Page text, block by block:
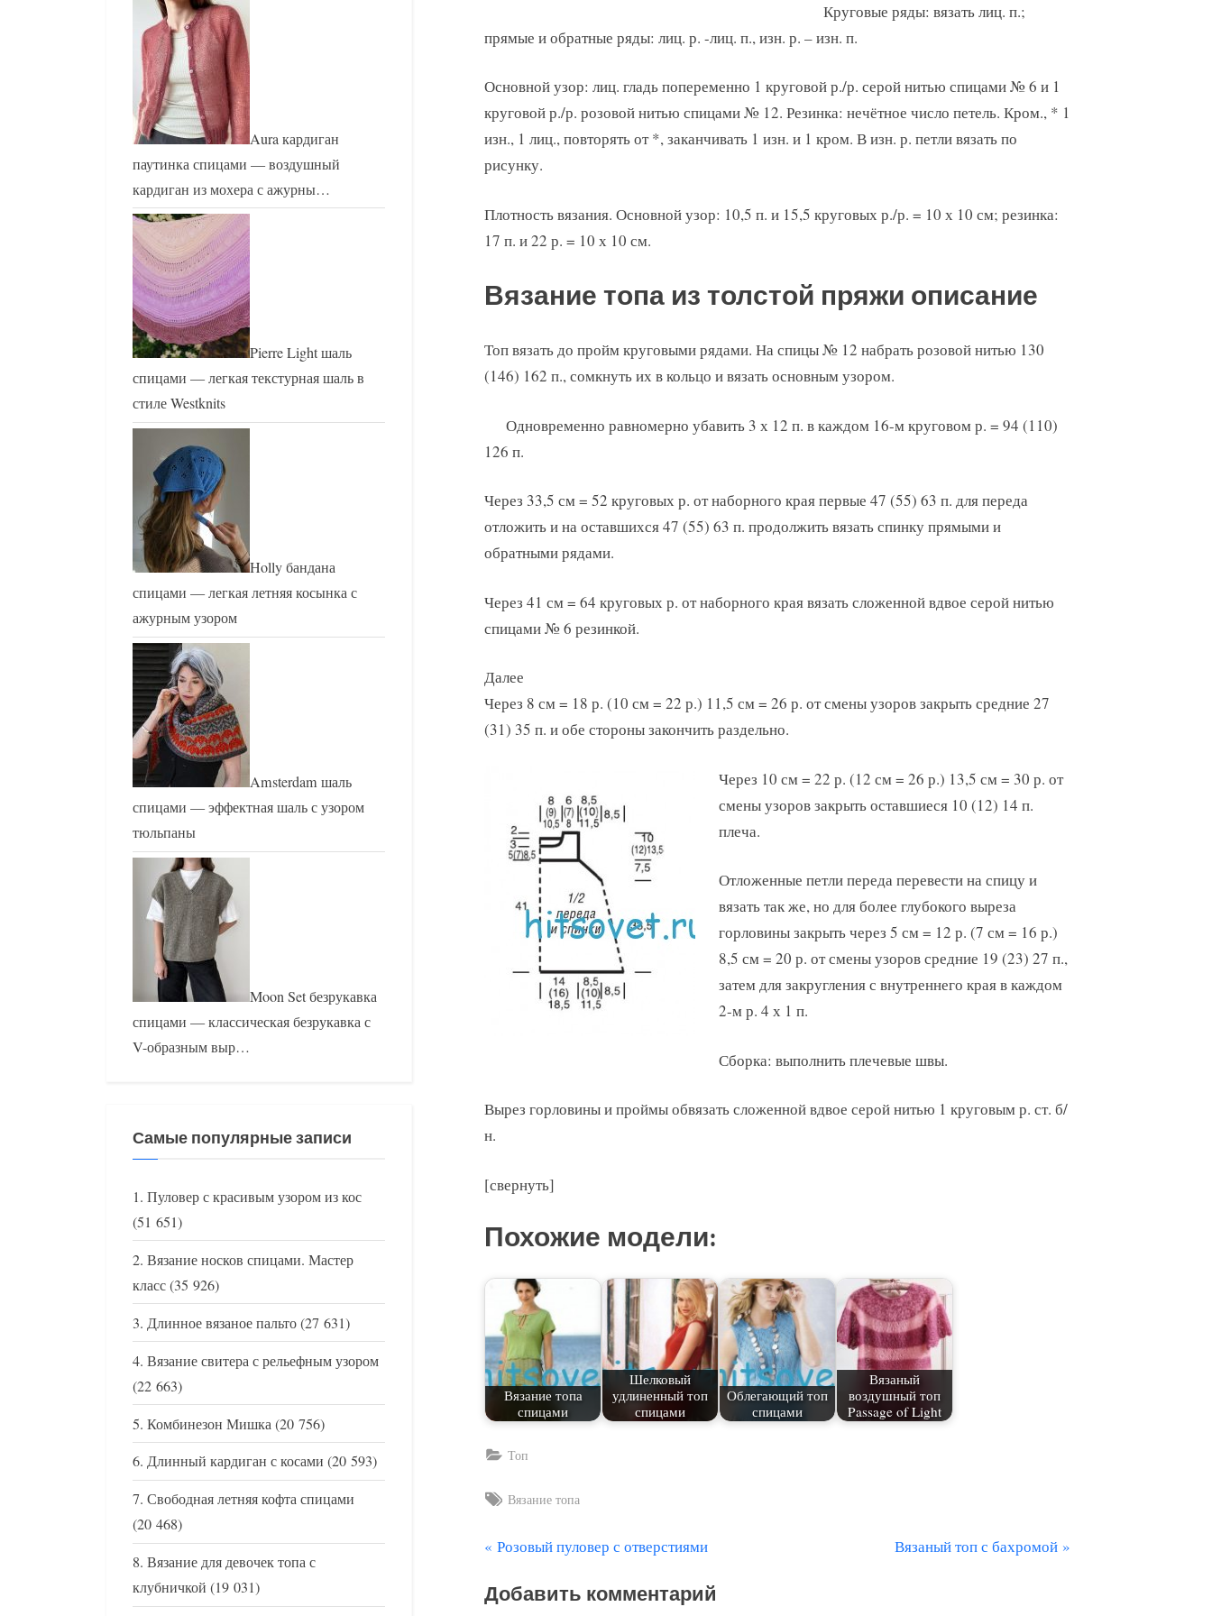
Круговые ряды: вязать лиц. п.;
прямые и обратные ряды: лиц. р. -лиц. п., изн. р. – изн. п.
Основной узор: лиц. гладь попеременно 1 круговой р./р. серой нитью спицами № 6 и 1
круговой р./р. розовой нитью спицами № 12. Резинка: нечётное число петель. Кром., * 1
изн., 1 лиц., повторять от *, заканчивать 1 изн. и 1 кром. В изн. р. петли вязать по
рисунку.
Плотность вязания. Основной узор: 10,5 п. и 15,5 круговых р./р. = 10 х 10 см; резинка:
17 п. и 22 р. = 10 х 10 см.
Вязание топа из толстой пряжи описание
Топ вязать до пройм круговыми рядами. На спицы № 12 набрать розовой нитью 130
(146) 162 п., сомкнуть их в кольцо и вязать основным узором.
Одновременно равномерно убавить 3 х 12 п. в каждом 16-м круговом р. = 94 (110)
126 п.
Через 33,5 см = 52 круговых р. от наборного края первые 47 (55) 63 п. для переда
отложить и на оставшихся 47 (55) 63 п. продолжить вязать спинку прямыми и
обратными рядами.
Через 41 см = 64 круговых р. от наборного края вязать сложенной вдвое серой нитью
спицами № 6 резинкой.
Далее
Через 8 см = 18 р. (10 см = 22 р.) 11,5 см = 26 р. от смены узоров закрыть средние 27
(31) 35 п. и обе стороны закончить раздельно.
Через 10 см = 22 р. (12 см = 26 р.) 13,5 см = 30 р. от
смены узоров закрыть оставшиеся 10 (12) 14 п.
плеча.
Отложенные петли переда перевести на спицу и
вязать так же, но для более глубокого выреза
горловины закрыть через 5 см = 12 р. (7 см = 16 р.)
8,5 см = 20 р. от смены узоров средние 19 (23) 27 п.,
затем для закругления с внутреннего края в каждом
2-м р. 4 х 1 п.
Сборка: выполнить плечевые швы.
Вырез горловины и проймы обвязать сложенной вдвое серой нитью 1 круговым р. ст. б/
н.
[свернуть]
Похожие модели:
Вязание топа
спицами
Шелковый
удлиненный топ
спицами
Облегающий топ
спицами
Вязаный
воздушный топ
Passage of Light
Топ
Tags:
Вязание топа
Навигация
по
П
е
Розовый пуловер с отверстиями
С
Вязаный топ с бахромой
Добавить комментарий
Aura кардиган
паутинка спицами — воздушный
кардиган из мохера с ажурны…
Pierre Light шаль
спицами — легкая текстурная шаль в
стиле Westknits
Holly бандана
спицами — легкая летняя косынка с
ажурным узором
Amsterdam шаль
спицами — эффектная шаль с узором
тюльпаны
Moon Set безрукавка
спицами — классическая безрукавка с
V-образным выр…
Самые популярные записи
Пуловер с красивым узором из кос
(51 651)
Вязание носков спицами. Мастер
класс(35 926)
Длинное вязаное пальто(27 631)
Вязание свитера с рельефным узором
(22 663)
Комбинезон Мишка(20 756)
Длинный кардиган с косами (20 593)
Свободная летняя кофта спицами
(20 468)
Вязание для девочек топа с
клубничкой (19 031)